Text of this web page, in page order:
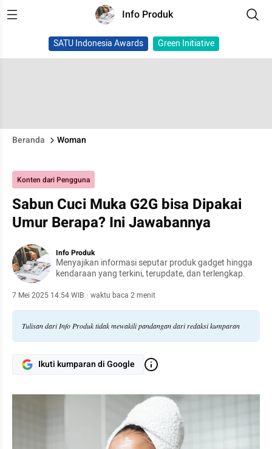
Info Produk
SATU Indonesia Awards Green Initiative
Beranda Woman
Konten dari Pengguna
Sabun Cuci Muka G2G bisa Dipakai
Umur Berapa? Ini Jawabannya
Info Produk
Menyajikan informasi seputar produk gadget hingga
kendaraan yang terkini, terupdate, dan terlengkap.
7 Mei 2025 14:54 WIB · waktu baca 2 menit
Tulisan dari Info Produk tidak mewakili pandangan dari redaksi kumparan
Ikuti kumparan di Google